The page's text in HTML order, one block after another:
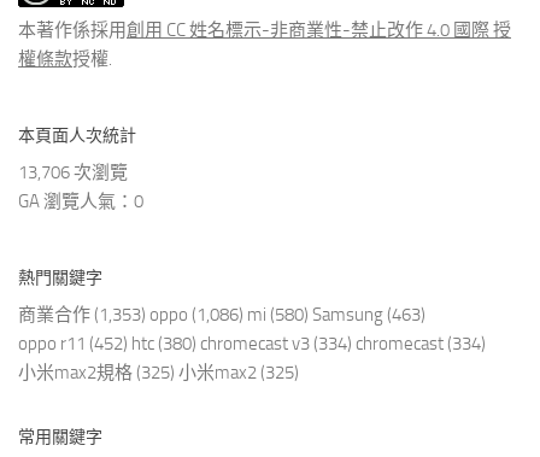
章
本著作係採用創用 CC 姓名標示-非商業性-禁止改作 4.0 國際 授
權條款授權.
本頁面人次統計
13,706 次瀏覽
GA 瀏覽人氣：0
熱門關鍵字
商業合作 (1,353) oppo (1,086) mi (580) Samsung (463)
oppo r11 (452) htc (380) chromecast v3 (334) chromecast (334)
小米max2規格 (325) 小米max2 (325)
常用關鍵字